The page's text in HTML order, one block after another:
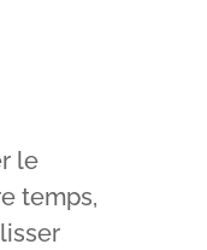
le
temps,